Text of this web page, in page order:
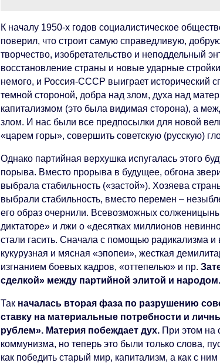
К началу 1950-х годов социалистическое
поверил, что строит самую справедливую,
творчество, изобретательство и неподдельный
восстановление страны и новые ударные
немого, и Россия-СССР выиграет исторический
темной стороной, добра над злом, духа над
капитализмом (это была видимая сторона), а
злом. И нас были все предпосылки для новой
«царем горы», совершить советскую (русскую)
Однако партийная верхушка испугалась этого
порыва. Вместо прорыва в будущее, обгона
выбрала стабильность («застой»). Хозяева
выбрали стабильность, вместо перемен –
его образ очернили. Всевозможных
диктаторе» и лжи о «десятках миллионов
стали гасить. Сначала с помощью радикализма
кукурузная и мясная «эпопеи», жесткая
изгнанием боевых кадров, «оттепелью» и пр.
сделкой» между партийной элитой и народом.
Так началась вторая фаза по разрушению
ставку на материальные потребности и
рублем». Материя побеждает дух. При этом на
коммунизма, но теперь это были только слова,
как победить старый мир, капитализм, а как с